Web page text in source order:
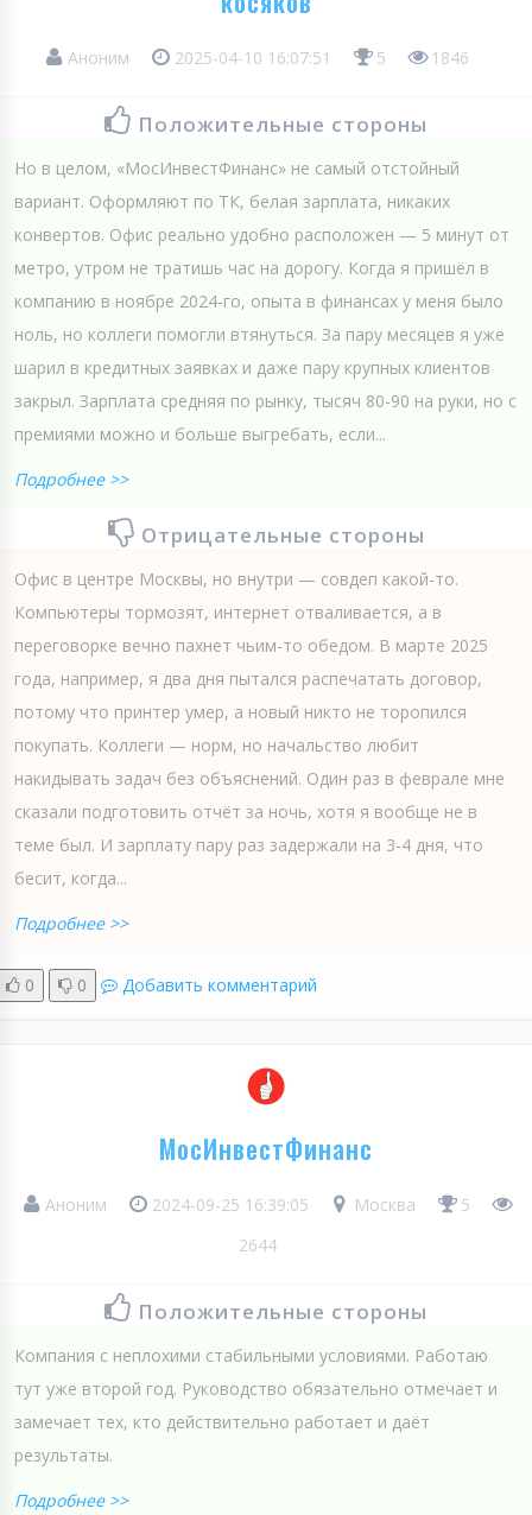
Аноним 2025-04-10 16:07:51 5 1846
Положительные стороны
Но в целом, «МосИнвестФинанс» не самый отстойный
вариант. Оформляют по ТК, белая зарплата, никаких
конвертов. Офис реально удобно расположен — 5 минут от
метро, утром не тратишь час на дорогу. Когда я пришёл в
компанию в ноябре 2024-го, опыта в финансах у меня было
ноль, но коллеги помогли втянуться. За пару месяцев я уже
шарил в кредитных заявках и даже пару крупных клиентов
закрыл. Зарплата средняя по рынку, тысяч 80-90 на руки, но с
премиями можно и больше выгребать, если...
Подробнее >>
Отрицательные стороны
Офис в центре Москвы, но внутри — совдеп какой-то.
Компьютеры тормозят, интернет отваливается, а в
переговорке вечно пахнет чьим-то обедом. В марте 2025
года, например, я два дня пытался распечатать договор,
потому что принтер умер, а новый никто не торопился
покупать. Коллеги — норм, но начальство любит
накидывать задач без объяснений. Один раз в феврале мне
сказали подготовить отчёт за ночь, хотя я вообще не в
теме был. И зарплату пару раз задержали на 3-4 дня, что
бесит, когда...
Подробнее >>
0 0 Добавить комментарий
МосИнвестФинанс
Аноним 2024-09-25 16:39:05 Москва
5
2644
Положительные стороны
Компания с неплохими стабильными условиями. Работаю
тут уже второй год. Руководство обязательно отмечает и
замечает тех, кто действительно работает и даёт
результаты.
Подробнее >>